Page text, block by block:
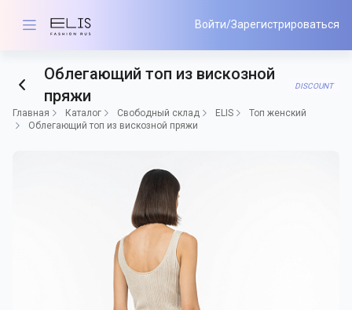
Войти/Зарегистрироваться
Облегающий топ из вискозной
пряжи
DISCOUNT
Главная Каталог Свободный склад ELIS
Топ женский
Облегающий топ из вискозной пряжи